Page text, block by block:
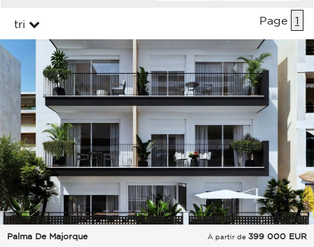
tri Page 1
Palma De Majorque
À partir de 399 000 EUR